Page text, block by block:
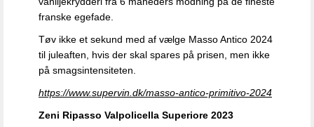
franske egefade.
Tøv ikke et sekund med af vælge Masso Antico 2024
til juleaften, hvis der skal spares på prisen, men ikke
på smagsintensiteten.
https://www.supervin.dk/masso-antico-primitivo-2024
Zeni Ripasso Valpolicella Superiore 2023